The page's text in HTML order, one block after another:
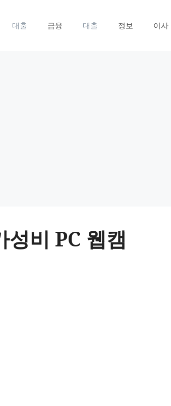
대출 금융 대출 정보 이사
비 PC 웹캠